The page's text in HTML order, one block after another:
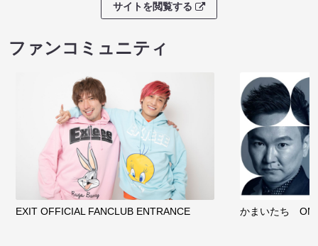
サイトを閲覧する
ファンコミュニティ
EXIT OFFICIAL FANCLUB ENTRANCE かまいたち